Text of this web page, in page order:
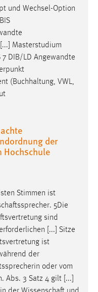
und Wechsel-Option
Masterstudium
7 DIB/LD Angewandte
(Buchhaltung, VWL,
der
Hochschule
Stimmen ist
. 5Die
sind
[...] Sitze
ist
der
oder vom
Abs. 3 Satz 4 gilt [...]